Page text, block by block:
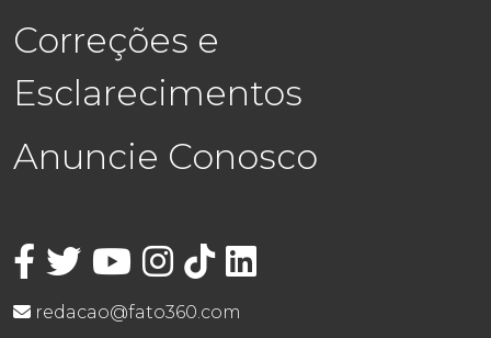
Correções e
Esclarecimentos
Anuncie Conosco
redacao@fato360.com